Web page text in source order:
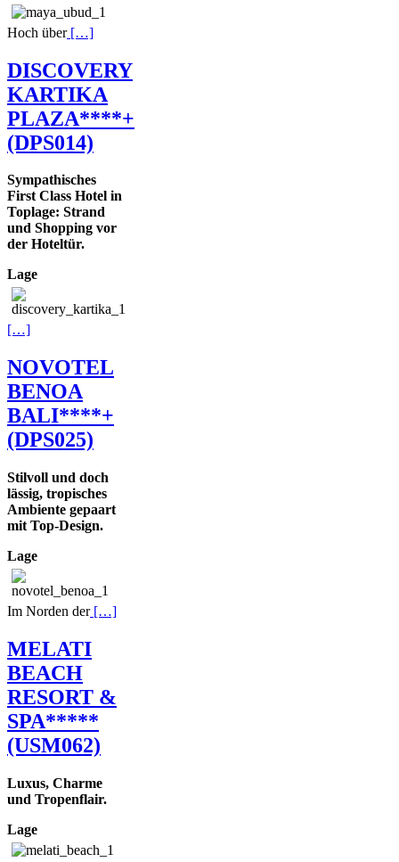
Hoch über[…]
DISCOVERY
KARTIKA
PLAZA****+
(DPS014)
Sympathisches
First Class Hotel in
Toplage: Strand
und Shopping vor
der Hoteltür.
Lage
[…]
NOVOTEL
BENOA
BALI****+
(DPS025)
Stilvoll und doch
lässig, tropisches
Ambiente gepaart
mit Top-Design.
Lage
Im Norden der[…]
MELATI
BEACH
RESORT &
SPA*****
(USM062)
Luxus, Charme
und Tropenflair.
Lage